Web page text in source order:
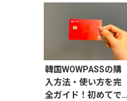
韓国WOWPASSの購
入方法・使い方を完
全ガイド！初めてで